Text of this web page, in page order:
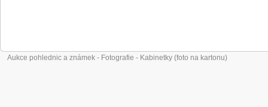
Aukce pohlednic a známek - Fotografie - Kabinetky (foto na kartonu)